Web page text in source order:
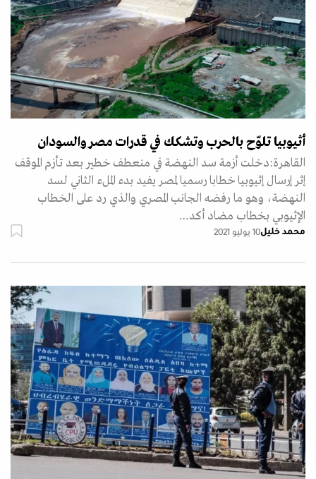
أثيوبيا تلوّح بالحرب وتشكك في قدرات مصر والسودان
القاهرة:دخلت أزمة سد النهضة في منعطف خطير بعد تأزم الموقف
إثر إرسال إثيوبيا خطابا رسميا لمصر يفيد بدء الملء الثاني لسد
النهضة، وهو ما رفضه الجانب المصري والذي رد على الخطاب
الإثيوبي بخطاب مضاد أكد…
محمد خليل10 يوليو 2021